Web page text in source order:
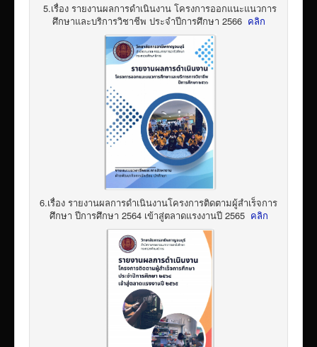
5.เรื่อง รายงานผลการดำเนินงาน โครงการออกแนะแนวการ
ศึกษาและบริการวิชาชีพ ประจำปีการศึกษา 2566 คลิก
6.เรื่อง รายงานผลการดำเนินงานโครงการติดตามผู้สำเร็จการ
ศึกษา ปีการศึกษา 2564 เข้าสู่ตลาดแรงงานปี 2565 คลิก